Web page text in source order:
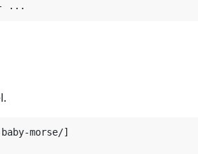
morse/]